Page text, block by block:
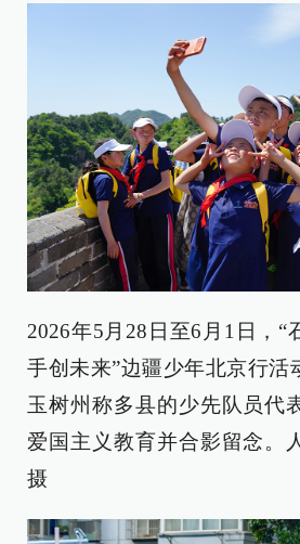
2026年5月28日至6月1日，“
手创未来”边疆少年北京行活
玉树州称多县的少先队员代
爱国主义教育并合影留念。
摄